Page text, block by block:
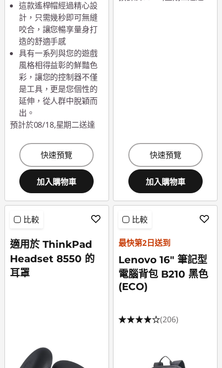
這款遙桿帽經過精心設
計，只需幾秒即可無縫
咬合，讓您暢享量身打
造的舒適手感
具有一系列與您的遊戲
風格相得益彰的鮮豔色
彩，讓您的控制器不僅
是工具，更是您個性的
延伸，從人群中脫穎而
出。
預計於08/18,星期二送達
快速預覽
加入購物車
快速預覽
加入購物車
比較
適用於 ThinkPad
Headset 8550 的
耳罩
比較
最快第2日送到
Lenovo 16" 筆記型
電腦背包 B210 黑色
(ECO)
(206)